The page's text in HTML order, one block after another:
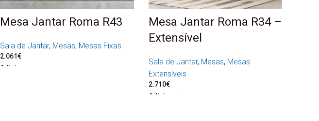
Mesa Jantar Roma R43
Sala de Jantar, Mesas, Mesas Fixas
2.061€
Adicionar
Mesa Jantar Roma R34 –
Extensível
Sala de Jantar, Mesas, Mesas
Extensíveis
2.710€
Adicionar